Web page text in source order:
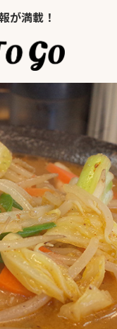
が満載！